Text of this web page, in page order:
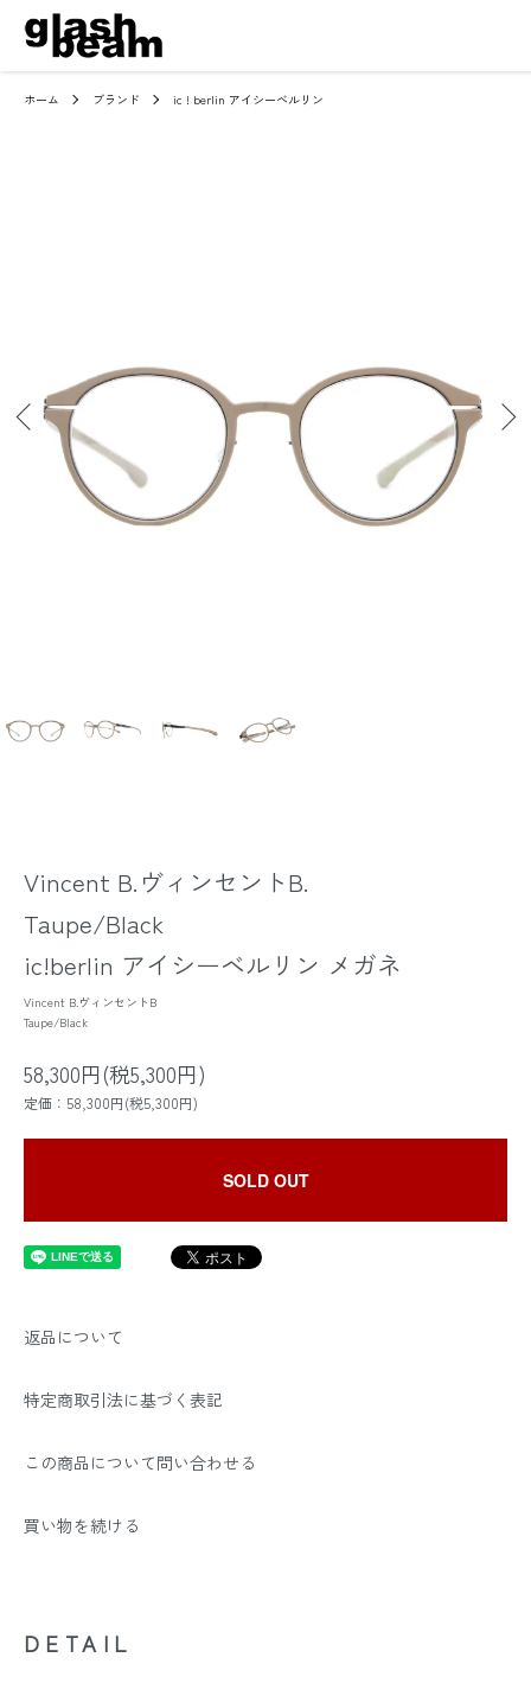
ホーム ブランド ic ! berlin アイシーベルリン
Vincent B.ヴィンセントB.
Taupe/Black
ic!berlin アイシーベルリン メガネ
Vincent B.ヴィンセントB
Taupe/Black
58,300円(税5,300円)
定価：58,300円(税5,300円)
SOLD OUT
返品について
特定商取引法に基づく表記
この商品について問い合わせる
買い物を続ける
DETAIL